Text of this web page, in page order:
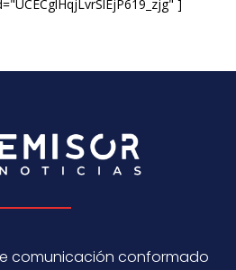
]
comunicación conformado